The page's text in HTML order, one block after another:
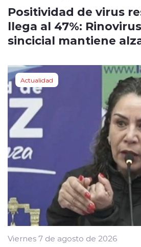
Positividad de virus
llega al 47%:
sincicial mantiene
Actualidad
Viernes 7 de agosto de 2026